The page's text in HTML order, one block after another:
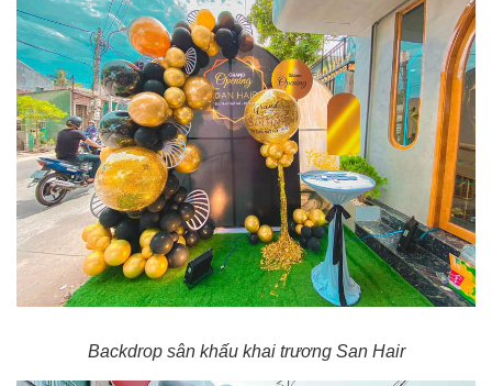
Backdrop sân khấu khai trương San Hair